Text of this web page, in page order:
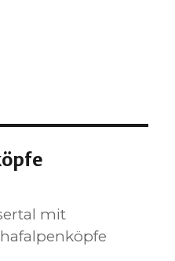
ARCHIVE
mit